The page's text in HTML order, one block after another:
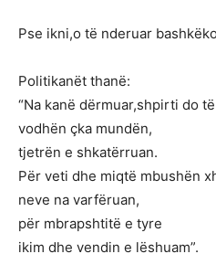
Pse ikni,o të nderuar
Politikanët thanë:
“Na kanë dërmuar,shpirti do
vodhën çka mundën,
tjetrën e shkatërruan.
Për veti dhe miqtë mbushën
neve na varfëruan,
për mbrapshtitë e tyre
ikim dhe vendin e lëshuam”.